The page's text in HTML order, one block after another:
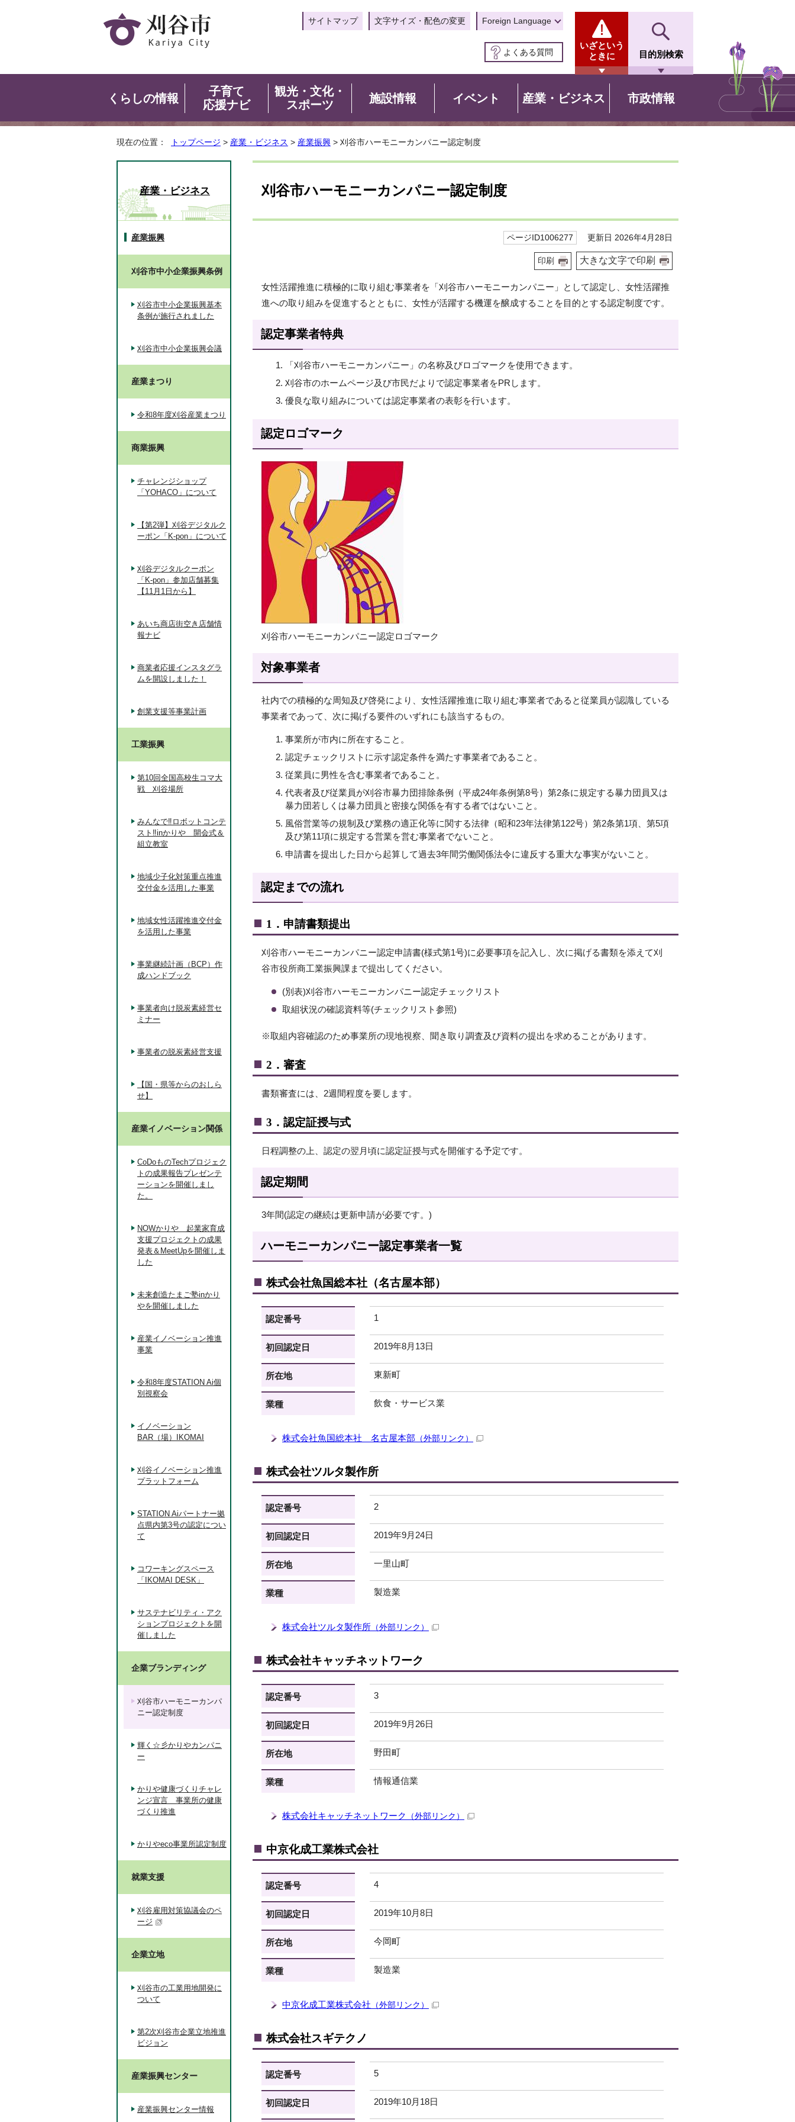
サイトマップ 文字サイズ・配色の変更 Foreign Language
よくある質問
いざという
ときに
目的別検索
くらしの情報
子育て
応援ナビ
観光・文化・
スポーツ
施設情報 イベント 産業・ビジネス 市政情報
現在の位置： トップページ > 産業・ビジネス > 産業振興 > 刈谷市ハーモニーカンパニー認定制度
刈谷市ハーモニーカンパニー認定制度
ページID1006277 更新日 2026年4月28日
印刷 大きな文字で印刷
女性活躍推進に積極的に取り組む事業者を「刈谷市ハーモニーカンパニー」として認定し、女性活躍推
進への取り組みを促進するとともに、女性が活躍する機運を醸成することを目的とする認定制度です。
認定事業者特典
「刈谷市ハーモニーカンパニー」の名称及びロゴマークを使用できます。
刈谷市のホームページ及び市民だよりで認定事業者をPRします。
優良な取り組みについては認定事業者の表彰を行います。
認定ロゴマーク
刈谷市ハーモニーカンパニー認定ロゴマーク
対象事業者
社内での積極的な周知及び啓発により、女性活躍推進に取り組む事業者であると従業員が認識している
事業者であって、次に掲げる要件のいずれにも該当するもの。
事業所が市内に所在すること。
認定チェックリストに示す認定条件を満たす事業者であること。
従業員に男性を含む事業者であること。
代表者及び従業員が刈谷市暴力団排除条例（平成24年条例第8号）第2条に規定する暴力団員又は
暴力団若しくは暴力団員と密接な関係を有する者ではないこと。
風俗営業等の規制及び業務の適正化等に関する法律（昭和23年法律第122号）第2条第1項、第5項
及び第11項に規定する営業を営む事業者でないこと。
申請書を提出した日から起算して過去3年間労働関係法令に違反する重大な事実がないこと。
認定までの流れ
1．申請書類提出
刈谷市ハーモニーカンパニー認定申請書(様式第1号)に必要事項を記入し、次に掲げる書類を添えて刈
谷市役所商工業振興課まで提出してください。
(別表)刈谷市ハーモニーカンパニー認定チェックリスト
取組状況の確認資料等(チェックリスト参照)
※取組内容確認のため事業所の現地視察、聞き取り調査及び資料の提出を求めることがあります。
2．審査
書類審査には、2週間程度を要します。
3．認定証授与式
日程調整の上、認定の翌月頃に認定証授与式を開催する予定です。
認定期間
3年間(認定の継続は更新申請が必要です。)
ハーモニーカンパニー認定事業者一覧
株式会社魚国総本社（名古屋本部）
認定番号 1
初回認定日 2019年8月13日
所在地 東新町
業種 飲食・サービス業
株式会社魚国総本社 名古屋本部 （外部リンク）
株式会社ツルタ製作所
認定番号 2
初回認定日 2019年9月24日
所在地 一里山町
業種 製造業
株式会社ツルタ製作所 （外部リンク）
株式会社キャッチネットワーク
認定番号 3
初回認定日 2019年9月26日
所在地 野田町
業種 情報通信業
株式会社キャッチネットワーク （外部リンク）
中京化成工業株式会社
認定番号 4
初回認定日 2019年10月8日
所在地 今岡町
業種 製造業
中京化成工業株式会社 （外部リンク）
株式会社スギテクノ
認定番号 5
初回認定日 2019年10月18日
産業・ビジネス
産業振興
刈谷市中小企業振興条例
刈谷市中小企業振興基本
条例が施行されました
刈谷市中小企業振興会議
産業まつり
令和8年度刈谷産業まつり
商業振興
チャレンジショップ
「YOHACO」について
【第2弾】刈谷デジタルク
ーポン「K-pon」について
刈谷デジタルクーポン
「K-pon」参加店舗募集
【11月1日から】
あいち商店街空き店舗情
報ナビ
商業者応援インスタグラ
ムを開設しました！
創業支援等事業計画
工業振興
第10回全国高校生コマ大
戦 刈谷場所
みんなで‼ロボットコンテ
スト‼inかりや 開会式＆
組立教室
地域少子化対策重点推進
交付金を活用した事業
地域女性活躍推進交付金
を活用した事業
事業継続計画（BCP）作
成ハンドブック
事業者向け脱炭素経営セ
ミナー
事業者の脱炭素経営支援
【国・県等からのおしら
せ】
産業イノベーション関係
CoDoものTechプロジェク
トの成果報告プレゼンテ
ーションを開催しまし
た。
NOWかりや 起業家育成
支援プロジェクトの成果
発表＆MeetUpを開催しま
した
未来創造たまご塾inかり
やを開催しました
産業イノベーション推進
事業
令和8年度STATION Ai個
別視察会
イノベーション
BAR（場）IKOMAI
刈谷イノベーション推進
プラットフォーム
STATION Aiパートナー拠
点県内第3号の認定につい
て
コワーキングスペース
「IKOMAI DESK」
サステナビリティ・アク
ションプロジェクトを開
催しました
企業ブランディング
刈谷市ハーモニーカンパ
ニー認定制度
輝く☆彡かりやカンパニ
ー
かりや健康づくりチャレ
ンジ宣言 事業所の健康
づくり推進
かりやeco事業所認定制度
就業支援
刈谷雇用対策協議会のペ
ージ
企業立地
刈谷市の工業用地開発に
ついて
第2次刈谷市企業立地推進
ビジョン
産業振興センター
産業振興センター情報